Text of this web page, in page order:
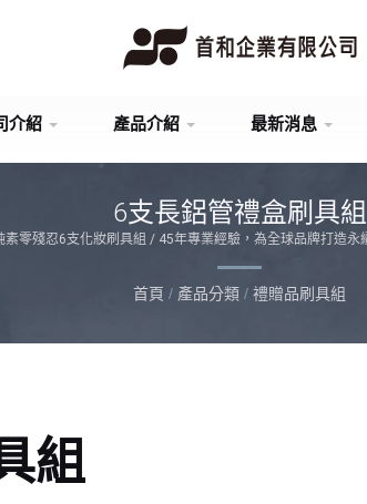
介紹 產品介紹 最新消息
6支長鋁管禮盒刷具組
素零殘忍6支化妝刷具組 / 45年專業經驗，為全球品牌打造永
首頁 / 產品分類 / 禮贈品刷具組
組